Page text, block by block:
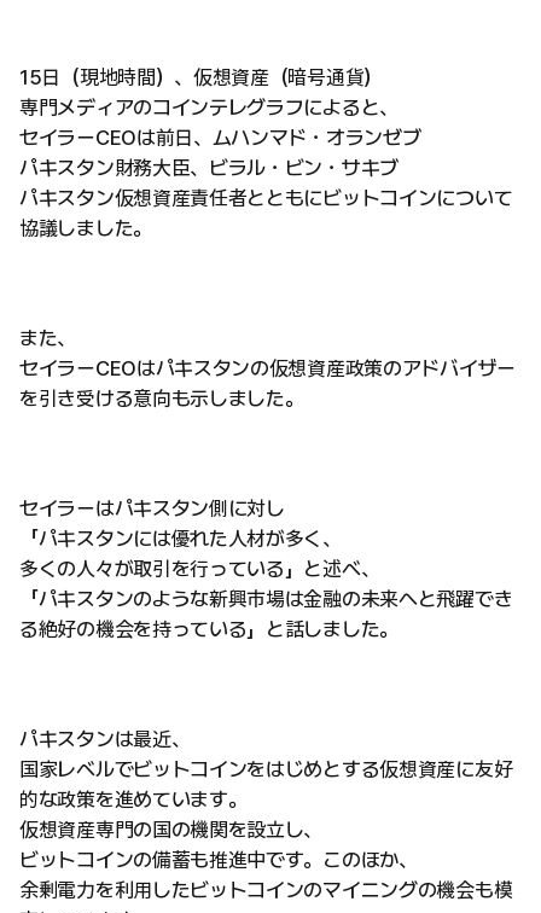
15日（現地時間）、仮想資産（暗号通貨）
専門メディアのコインテレグラフによると、
セイラーCEOは前日、ムハンマド・オランゼブ
パキスタン財務大臣、ビラル・ビン・サキブ
パキスタン仮想資産責任者とともにビットコインについて
協議しました。
また、
セイラーCEOはパキスタンの仮想資産政策のアドバイザー
を引き受ける意向も示しました。
セイラーはパキスタン側に対し
「パキスタンには優れた人材が多く、
多くの人々が取引を行っている」と述べ、
「パキスタンのような新興市場は金融の未来へと飛躍でき
る絶好の機会を持っている」と話しました。
パキスタンは最近、
国家レベルでビットコインをはじめとする仮想資産に友好
的な政策を進めています。
仮想資産専門の国の機関を設立し、
ビットコインの備蓄も推進中です。このほか、
余剰電力を利用したビットコインのマイニングの機会も模